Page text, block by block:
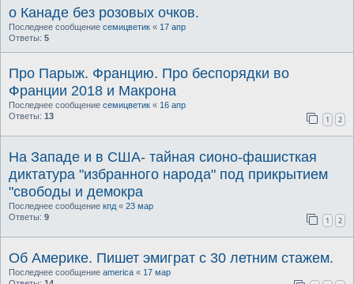
о Канаде без розовых очков.
Последнее сообщение семицветик « 17 апр
Ответы: 5
Про Парыж. Францию. Про беспорядки во
Франции 2018 и Макрона
Последнее сообщение семицветик « 16 апр
Ответы: 13 1 2
На Западе и в США- тайная сионо-фашисткая
диктатура "избранного народа" под прикрытием
"свободы и демокра
Последнее сообщение кпд « 23 мар
Ответы: 9 1 2
Об Америке. Пишет эмиграт с 30 летним стажем.
Последнее сообщение america « 17 мар